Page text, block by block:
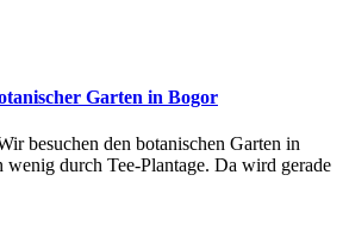
Garten in Bogor
besuchen den botanischen Garten in
durch Tee-Plantage. Da wird gerade